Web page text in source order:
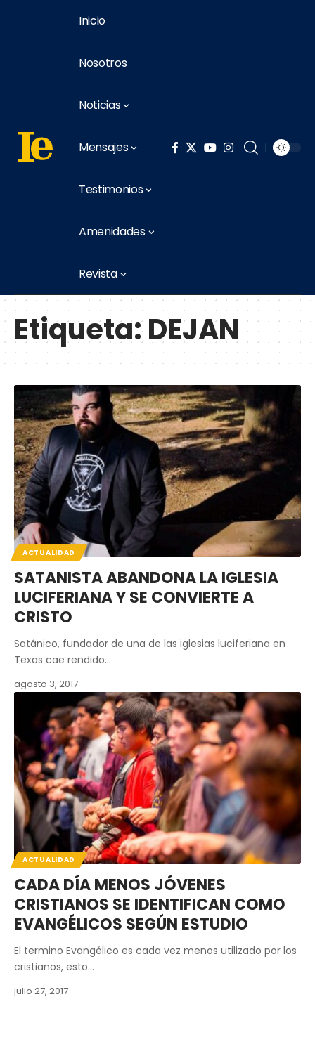
Inicio
Nosotros
Noticias
Mensajes
Testimonios
Amenidades
Revista
Etiqueta:DEJAN
ACTUALIDAD
SATANISTA ABANDONA LA IGLESIA
LUCIFERIANA Y SE CONVIERTE A
CRISTO
Satánico, fundador de una de las iglesias luciferiana en
Texas cae rendido…
agosto 3, 2017
ACTUALIDAD
CADA DÍA MENOS JÓVENES
CRISTIANOS SE IDENTIFICAN COMO
EVANGÉLICOS SEGÚN ESTUDIO
El termino Evangélico es cada vez menos utilizado por los
cristianos, esto…
julio 27, 2017